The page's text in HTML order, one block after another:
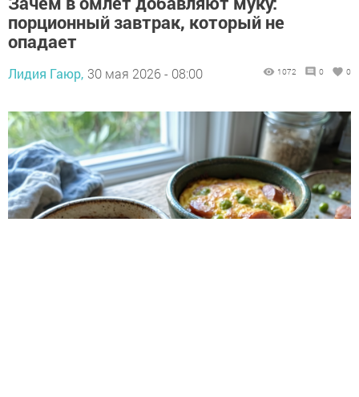
порционный завтрак, который не
опадает
Лидия Гаюр, 30 мая 2026 - 08:00 1072 0 0